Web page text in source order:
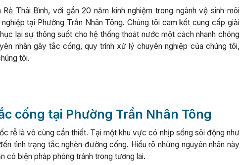
Thái Bình, với gần 20 năm kinh nghiệm trong ngành vệ sinh môi
tại Phường Trần Nhân Tông. Chúng tôi cam kết cung cấp giải
lại sự thông suốt cho hệ thống thoát nước một cách nhanh chóng
nhân gây tắc cống, quy trình xử lý chuyên nghiệp của chúng tôi,
tôi.
cống tại Phường Trần Nhân Tông
rễ là vô cùng cần thiết. Tại một khu vực có nhịp sống sôi động như
tình trạng tắc nghẽn đường cống. Hiểu rõ những nguyên nhân này
có biện pháp phòng tránh trong tương lai.